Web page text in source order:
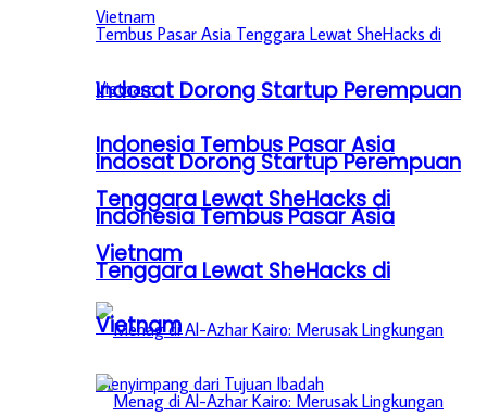
Indosat Dorong Startup Perempuan
Indonesia Tembus Pasar Asia
Tenggara Lewat SheHacks di
Vietnam
Indosat Dorong Startup Perempuan
Indonesia Tembus Pasar Asia
Tenggara Lewat SheHacks di
Vietnam